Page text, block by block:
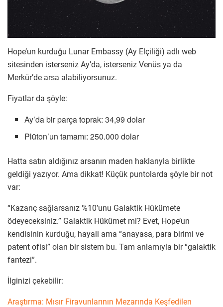
Hope’un kurduğu Lunar Embassy (Ay Elçiliği) adlı web
sitesinden isterseniz Ay’da, isterseniz Venüs ya da
Merkür’de arsa alabiliyorsunuz.
Fiyatlar da şöyle:
Ay’da bir parça toprak: 34,99 dolar
Plüton’un tamamı: 250.000 dolar
Hatta satın aldığınız arsanın maden haklarıyla birlikte
geldiği yazıyor. Ama dikkat! Küçük puntolarda şöyle bir not
var:
“Kazanç sağlarsanız %10’unu Galaktik Hükümete
ödeyeceksiniz.” Galaktik Hükümet mi? Evet, Hope’un
kendisinin kurduğu, hayali ama “anayasa, para birimi ve
patent ofisi” olan bir sistem bu. Tam anlamıyla bir “galaktik
fantezi”.
İlginizi çekebilir:
Araştırma: Mısır Firavunlarının Mezarında Keşfedilen